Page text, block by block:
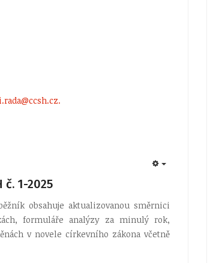
.
č. 1-2025
obsahuje aktualizovanou směrnici
formuláře analýzy za minulý rok,
v novele církevního zákona včetně